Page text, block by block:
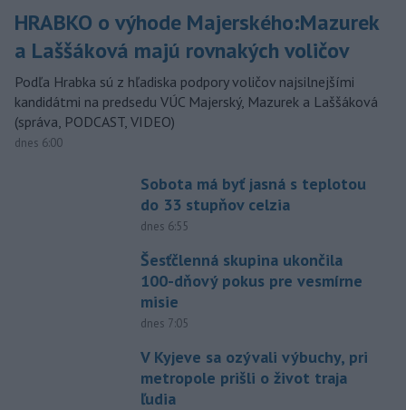
HRABKO o výhode Majerského:Mazurek
a Laššáková majú rovnakých voličov
Podľa Hrabka sú z hľadiska podpory voličov najsilnejšími
kandidátmi na predsedu VÚC Majerský, Mazurek a Laššáková
(správa, PODCAST, VIDEO)
dnes 6:00
Sobota má byť jasná s teplotou
do 33 stupňov celzia
dnes 6:55
Šesťčlenná skupina ukončila
100-dňový pokus pre vesmírne
misie
dnes 7:05
V Kyjeve sa ozývali výbuchy, pri
metropole prišli o život traja
ľudia